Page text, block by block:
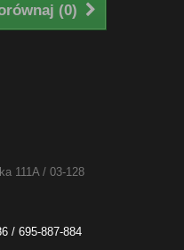
(0)
111A / 03-128
/ 695-887-884